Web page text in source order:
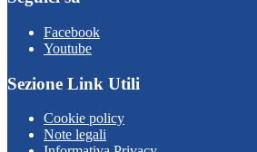
Facebook
Youtube
Sezione Link Utili
Cookie policy
Note legali